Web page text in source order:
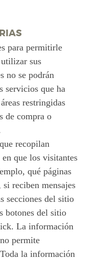
para permitirle
sus
no se podrán
servicios que ha
restringidas
de compra o
recopilan
que los visitantes
qué páginas
reciben mensajes
secciones del sitio
botones del sitio
La información
permite
la información